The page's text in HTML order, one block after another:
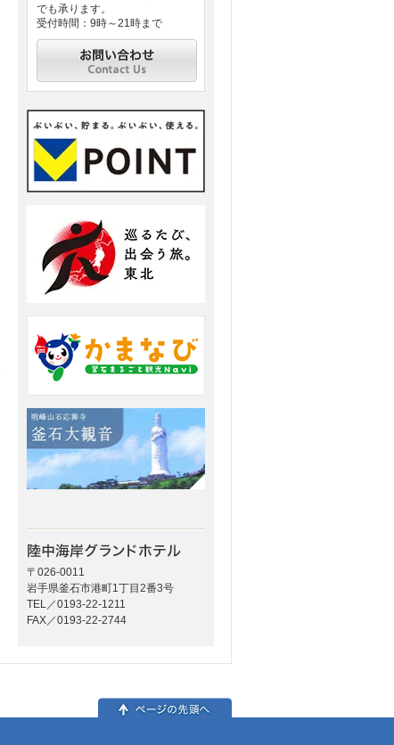
でも承ります。
受付時間：9時～21時まで
〒026-0011
岩手県釜石市港町1丁目2番3号
TEL／0193-22-1211
FAX／0193-22-2744